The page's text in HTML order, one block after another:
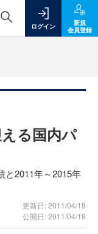
ログイン
新規
会員登録
る国内パ
と2011年～2015年
更新日: 2011/04/19
公開日: 2011/04/19